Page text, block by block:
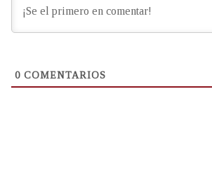
0 COMENTARIOS